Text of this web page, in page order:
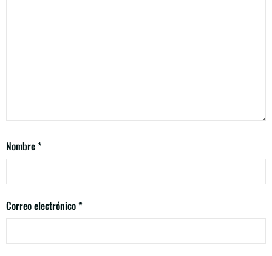
Nombre*
Correo electrónico*